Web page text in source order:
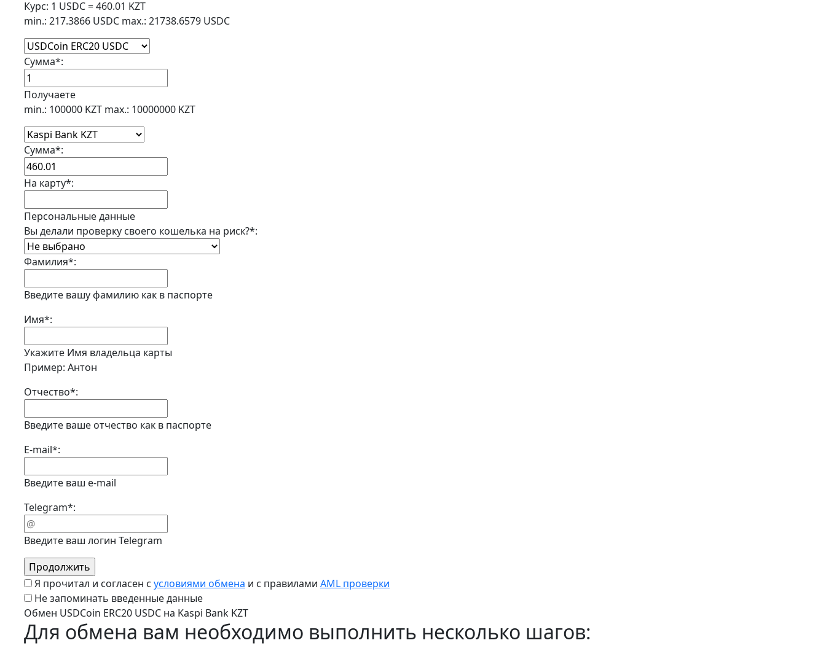
Курс: 1 USDC = 460.01 KZT
min.: 217.3866 USDC max.: 21738.6579 USDC
Сумма*:
Получаете
min.: 100000 KZT max.: 10000000 KZT
Сумма*:
На карту*:
Персональные данные
Вы делали проверку своего кошелька на риск?*:
Фамилия*:
Введите вашу фамилию как в паспорте
Имя*:
Укажите Имя владельца карты
Пример: Антон
Отчество*:
Введите ваше отчество как в паспорте
E-mail*:
Введите ваш e-mail
Telegram*:
Введите ваш логин Telegram
Я прочитал и согласен с условиями обмена и с правилами AML проверки
Не запоминать введенные данные
Обмен USDCoin ERC20 USDC на Kaspi Bank KZT
Для обмена вам необходимо выполнить несколько шагов: